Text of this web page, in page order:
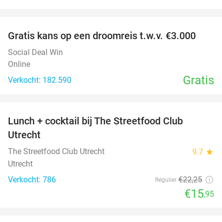
Gratis kans op een droomreis t.w.v. €3.000
Social Deal Win
Online
Verkocht: 182.590
Gratis
Lunch + cocktail bij The Streetfood Club
Utrecht
The Streetfood Club Utrecht 9.7 star
Utrecht
Verkocht: 786
Regulier €22,25
€15,95